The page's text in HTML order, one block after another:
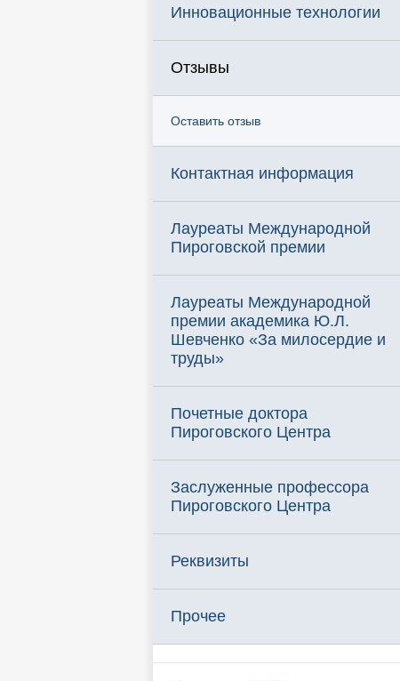
Инновационные технологии
Отзывы
Оставить отзыв
Контактная информация
Лауреаты Международной
Пироговской премии
Лауреаты Международной
премии академика Ю.Л.
Шевченко «За милосердие и
труды»
Почетные доктора
Пироговского Центра
Заслуженные профессора
Пироговского Центра
Реквизиты
Прочее